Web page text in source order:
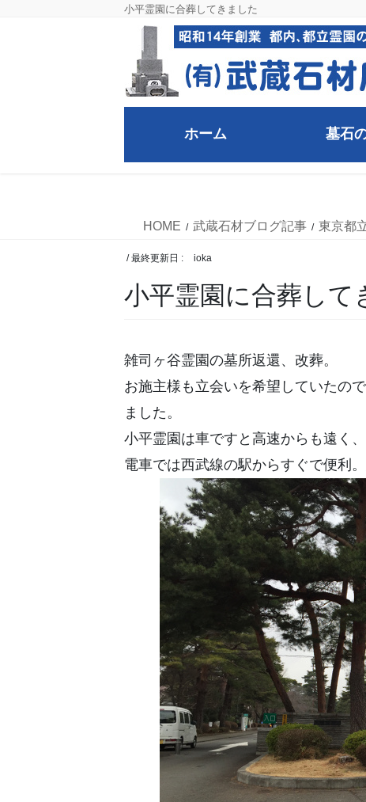
小平霊園に合葬してきました
ホーム 墓石
HOME 武蔵石材ブログ記事 東京都
/ 最終更新日 : ioka
小平霊園に合葬して
雑司ヶ谷霊園の墓所返還、改葬。
お施主様も立会いを希望していたの
ました。
小平霊園は車ですと高速からも遠く、
電車では西武線の駅からすぐで便利